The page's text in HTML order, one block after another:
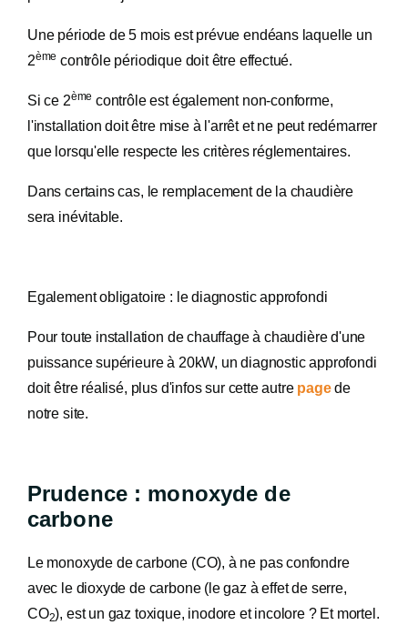
Une période de 5 mois est prévue endéans laquelle un
2ème contrôle périodique doit être effectué.
Si ce 2ème contrôle est également non-conforme,
l'installation doit être mise à l'arrêt et ne peut redémarrer
que lorsqu'elle respecte les critères réglementaires.
Dans certains cas, le remplacement de la chaudière
sera inévitable.
Egalement obligatoire : le diagnostic approfondi
Pour toute installation de chauffage à chaudière d'une
puissance supérieure à 20kW, un diagnostic approfondi
doit être réalisé, plus d'infos sur cette autre pagede
notre site.
Prudence : monoxyde de
carbone
Le monoxyde de carbone (CO), à ne pas confondre
avec le dioxyde de carbone (le gaz à effet de serre,
CO2), est un gaz toxique, inodore et incolore ? Et mortel.